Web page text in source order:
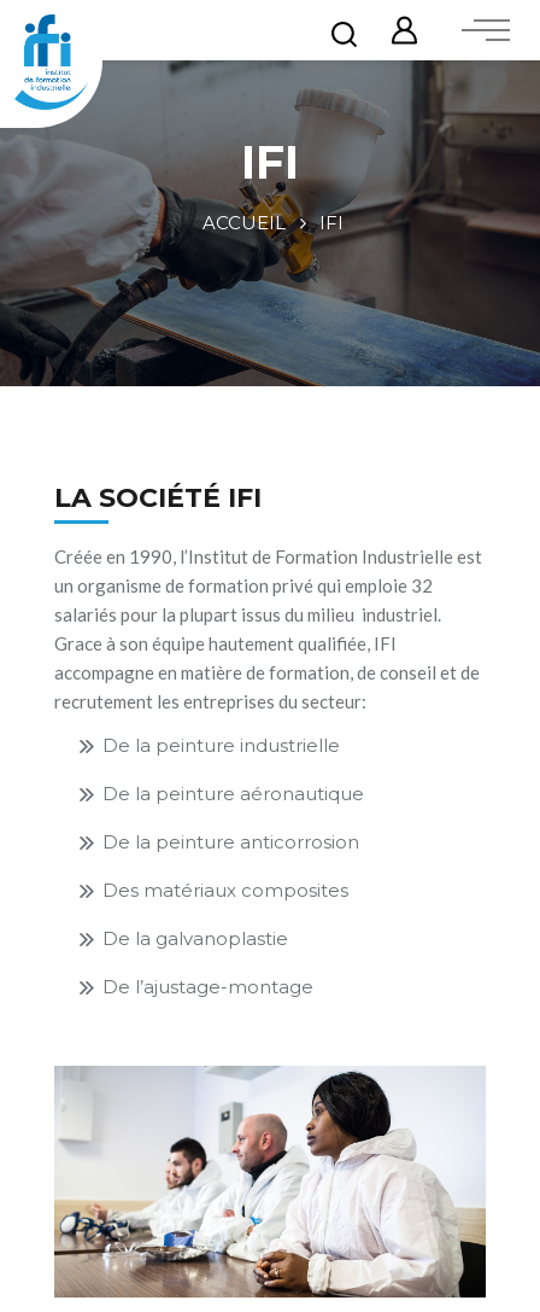
IFI
ACCUEIL IFI
LA SOCIÉTÉ IFI
Créée en 1990, l’Institut de Formation Industrielle est
un organisme de formation privé qui emploie 32
salariés pour la plupart issus du milieu industriel.
Grace à son équipe hautement qualifiée, IFI
accompagne en matière de formation, de conseil et de
recrutement les entreprises du secteur:
De la peinture industrielle
De la peinture aéronautique
De la peinture anticorrosion
Des matériaux composites
De la galvanoplastie
De l’ajustage-montage